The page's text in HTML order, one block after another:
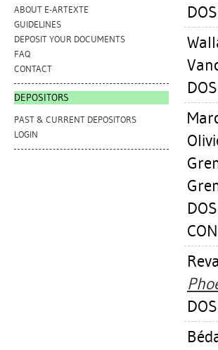
ABOUT E-ARTEXTE
GUIDELINES
DEPOSIT YOUR DOCUMENTS
FAQ
CONTACT
DEPOSITORS
PAST & CURRENT DEPOSITORS
LOGIN